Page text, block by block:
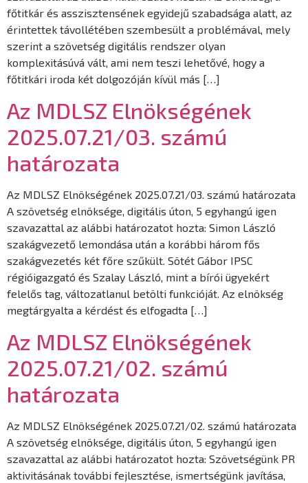
főtitkár és asszisztensének egyidejű szabadsága alatt, az
érintettek távollétében szembesült a problémával, mely
szerint a szövetség digitális rendszer olyan
komplexitásúvá vált, ami nem teszi lehetővé, hogy a
főtitkári iroda két dolgozóján kívül más […]
Az MDLSZ Elnökségének
2025.07.21/03. számú
határozata
Az MDLSZ Elnökségének 2025.07.21/03. számú határozata
A szövetség elnöksége, digitális úton, 5 egyhangú igen
szavazattal az alábbi határozatot hozta: Simon László
szakágvezető lemondása után a korábbi három fős
szakágvezetés két főre szűkült. Sötét Gábor IPSC
régióigazgató és Szalay László, mint a bírói ügyekért
felelős tag, változatlanul betölti funkcióját. Az elnökség
megtárgyalta a kérdést és elfogadta […]
Az MDLSZ Elnökségének
2025.07.21/02. számú
határozata
Az MDLSZ Elnökségének 2025.07.21/02. számú határozata
A szövetség elnöksége, digitális úton, 5 egyhangú igen
szavazattal az alábbi határozatot hozta: Szövetségünk PR
aktivitásának további fejlesztése, ismertségünk javítása,